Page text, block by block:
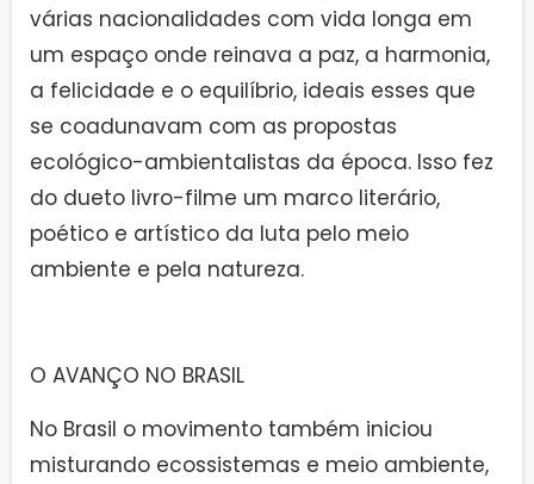
várias nacionalidades com vida longa em
um espaço onde reinava a paz, a harmonia,
a felicidade e o equilíbrio, ideais esses que
se coadunavam com as propostas
ecológico-ambientalistas da época. Isso fez
do dueto livro-filme um marco literário,
poético e artístico da luta pelo meio
ambiente e pela natureza.
O AVANÇO NO BRASIL
No Brasil o movimento também iniciou
misturando ecossistemas e meio ambiente,